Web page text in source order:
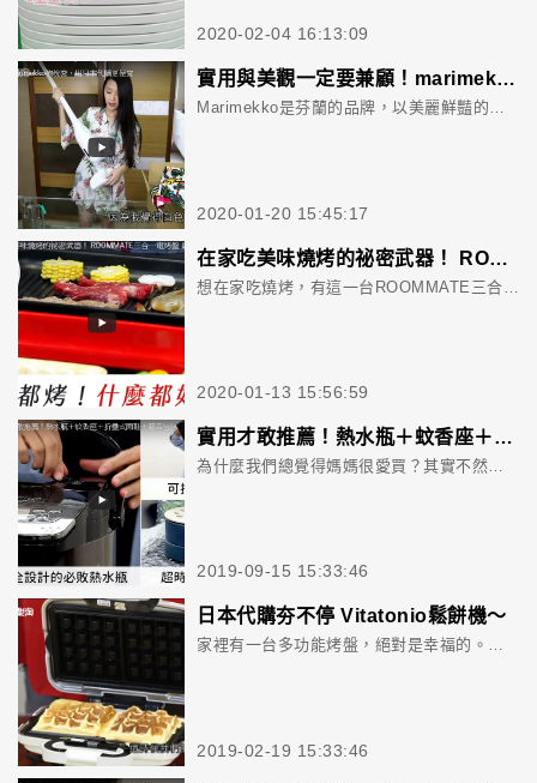
2020-02-04 16:13:09
實用與美觀一定要兼顧！marimekko抱枕套、Iris Ohyama輕量吸塵器
Marimekko是芬蘭的品牌，以美麗鮮豔的罌粟花色和環境友善的製作過程著稱。亮眼的抱枕套讓家中活潑了起來，而且日本網路上賣的比台灣便宜許多，從此以後要買東西都先上平台查價錢就變成了習慣；而日本國民品牌Iris Ohyama出的這款吸塵器更是高CP值，且外型簡單美觀，放在家中任何一處都不顯突兀。
2020-01-20 15:45:17
在家吃美味燒烤的祕密武器！ ROOMMATE三合一電烤盤 最懂你的心
2020-01-13 15:56:59
實用才敢推薦！熱水瓶＋蚊香座＋折疊式雨鞋＋精品包包
為什麼我們總覺得媽媽很愛買？其實不然，因為媽媽總是為了讓家人的生活更便利，而去購買各式生活用品。實用，當然是第一要件，再來就是實惠了，如果兩者兼具，那肯定是媽媽必敗商品了。來看看平台會員Joy，這次買了什麼?
2019-09-15 15:33:46
日本代購夯不停 Vitatonio鬆餅機～
家裡有一台多功能烤盤，絕對是幸福的。這款深受歡迎的Vitatonio鬆餅機，操作非常簡單，而且有12種烤盤造型，爸媽跟著小孩一起製作，親子感情無形中也大大增溫。
2019-02-19 15:33:46